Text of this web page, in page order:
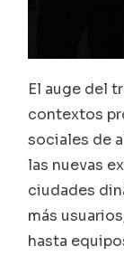
El auge del
contextos
sociales de
las nuevas
ciudades
más
hasta